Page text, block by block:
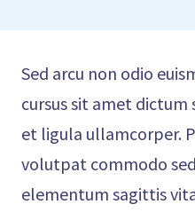
Sed arcu non odio
cursus sit amet dictum
et ligula ullamcorper.
volutpat commodo
elementum sagittis